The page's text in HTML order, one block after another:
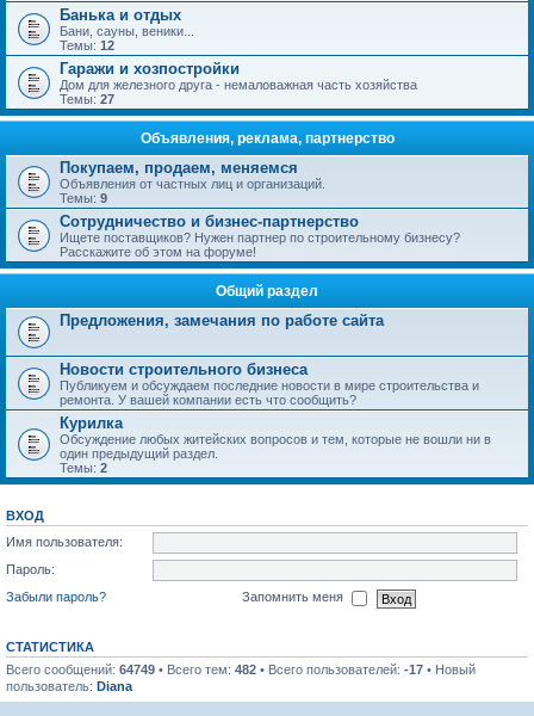
Банька и отдых
Бани, сауны, веники...
Темы: 12
Гаражи и хозпостройки
Дом для железного друга - немаловажная часть хозяйства
Темы: 27
Объявления, реклама, партнерство
Покупаем, продаем, меняемся
Объявления от частных лиц и организаций.
Темы: 9
Сотрудничество и бизнес-партнерство
Ищете поставщиков? Нужен партнер по строительному бизнесу?
Расскажите об этом на форуме!
Общий раздел
Предложения, замечания по работе сайта
Новости строительного бизнеса
Публикуем и обсуждаем последние новости в мире строительства и
ремонта. У вашей компании есть что сообщить?
Курилка
Обсуждение любых житейских вопросов и тем, которые не вошли ни в
один предыдущий раздел.
Темы: 2
ВХОД
Имя пользователя:
Пароль:
Забыли пароль?
Запомнить меня
СТАТИСТИКА
Всего сообщений: 64749 • Всего тем: 482 • Всего пользователей: -17 • Новый
пользователь: Diana